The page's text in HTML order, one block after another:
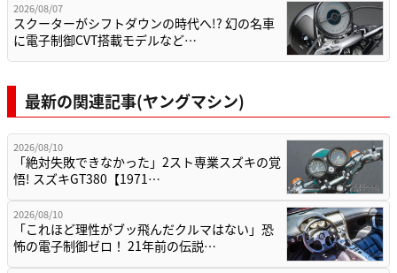
2026/08/07
スクーターがシフトダウンの時代へ!? 幻の名車
に電子制御CVT搭載モデルなど…
最新の関連記事(ヤングマシン)
2026/08/10
「絶対失敗できなかった」2スト専業スズキの覚
悟! スズキGT380【1971…
2026/08/10
「これほど理性がブッ飛んだクルマはない」恐
怖の電子制御ゼロ！ 21年前の伝説…